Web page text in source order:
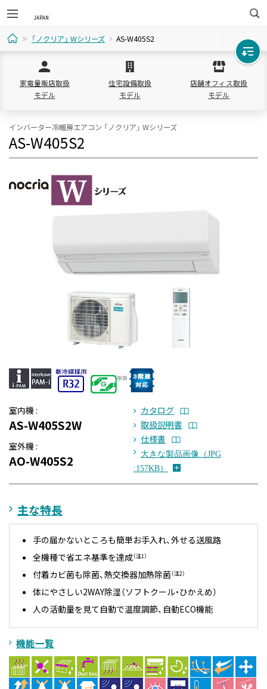
検
索
「ノクリア」 Wシリーズ AS-W405S2
家電量販店取扱
モデル
住宅設備取扱
モデル
店舗オフィス取扱
モデル
インバーター冷暖房エアコン 「ノクリア」 Wシリーズ
AS-W405S2
室内機 :
AS-W405S2W
室外機 :
AO-W405S2
カタログ
取扱説明書
仕様書
大きな製品画像（JPG
:157KB）
主な特長
手の届かないところも簡単お手入れ、外せる送風路
全機種で省エネ基準を達成（注1）
付着カビ菌も除菌、熱交換器加熱除菌（注2）
体にやさしい2WAY除湿（ソフトクール・ひかえめ）
人の活動量を見て自動で温度調節、自動ECO機能
機能一覧